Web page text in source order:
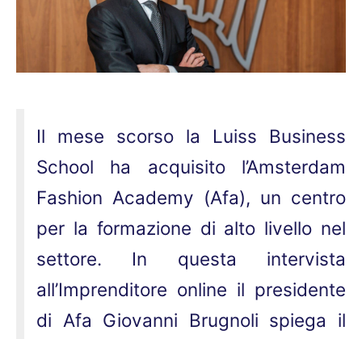
Il mese scorso la Luiss Business
School ha acquisito l’Amsterdam
Fashion Academy (Afa), un centro
per la formazione di alto livello nel
settore. In questa intervista
all’Imprenditore online il presidente
di Afa Giovanni Brugnoli spiega il